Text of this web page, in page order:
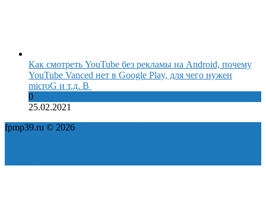
Как смотреть YouTube без рекламы на Android, почему
YouTube Vanced нет в Google Play, для чего нужен
microG и т.д. В
0
25.02.2021
fpmp39.ru © 2026